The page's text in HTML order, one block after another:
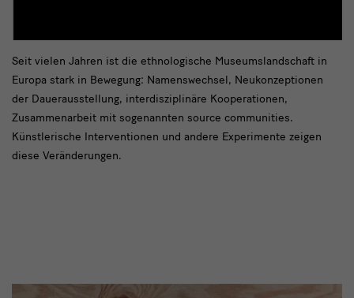
text2
Seit vielen Jahren ist die ethnologische Museumslandschaft in
Europa stark in Bewegung: Namenswechsel, Neukonzeptionen
der Dauerausstellung, interdisziplinäre Kooperationen,
Zusammenarbeit mit sogenannten source communities.
Künstlerische Interventionen und andere Experimente zeigen
diese Veränderungen.